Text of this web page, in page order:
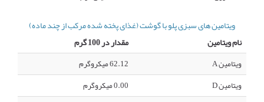
ویتامین های سبزی پلو با گوشت (غذای پخته شده مرکب از چند ماده)
نام ویتامین
مقدار در 100 گرم
ویتامین A
62.12 میکروگرم
ویتامین D
0.00 میکروگرم